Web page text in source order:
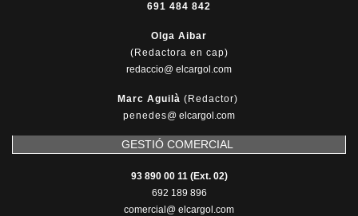
691 484 842
Olga Aibar
(Redactora en cap)
redaccio@ elcargol.com
Marc Aguilà (Redactor)
penedes@ elcargol.com
GESTIÓ COMERCIAL
93 890 00 11 (Ext. 02)
692 189 896
comercial@ elcargol.com